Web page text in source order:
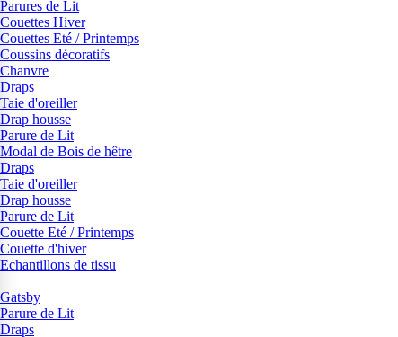
Parures de Lit
Couettes Hiver
Couettes Eté / Printemps
Coussins décoratifs
Chanvre
Draps
Taie d'oreiller
Drap housse
Parure de Lit
Modal de Bois de hêtre
Draps
Taie d'oreiller
Drap housse
Parure de Lit
Couette Eté / Printemps
Couette d'hiver
Echantillons de tissu
Gatsby
Parure de Lit
Draps